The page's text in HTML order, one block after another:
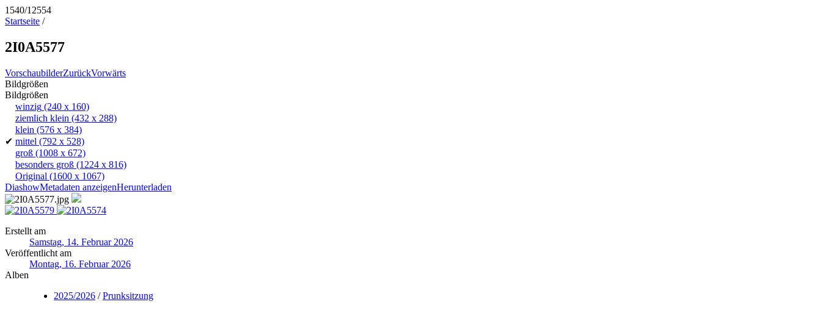
1540/12554
Startseite /
2I0A5577
VorschaubilderZurückVorwärts
Bildgrößen
Bildgrößen
winzig (240 x 160)
ziemlich klein (432 x 288)
klein (576 x 384)
✔ mittel (792 x 528)
groß (1008 x 672)
besonders groß (1224 x 816)
Original (1600 x 1067)
DiashowMetadaten anzeigenHerunterladen
Erstellt am
Samstag, 14. Februar 2026
Veröffentlicht am
Montag, 16. Februar 2026
Alben
2025/2026 /Prunksitzung